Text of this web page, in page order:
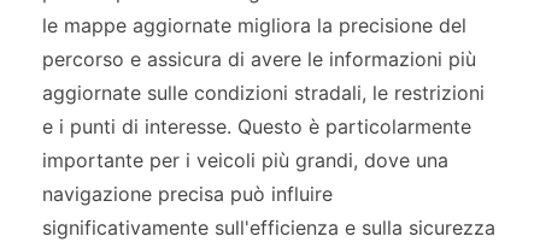
le mappe aggiornate migliora la precisione del
percorso e assicura di avere le informazioni più
aggiornate sulle condizioni stradali, le restrizioni
e i punti di interesse. Questo è particolarmente
importante per i veicoli più grandi, dove una
navigazione precisa può influire
significativamente sull'efficienza e sulla sicurezza